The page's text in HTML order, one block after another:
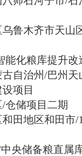
鲁木齐市天山
能化粮库提升改
自治州/巴州
项目
仓储项目二期
田地区和田市/
央储备粮直属